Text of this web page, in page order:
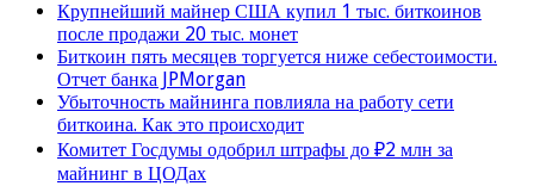
Крупнейший майнер США купил 1 тыс. биткоинов
после продажи 20 тыс. монет
Биткоин пять месяцев торгуется ниже себестоимости.
Отчет банка JPMorgan
Убыточность майнинга повлияла на работу сети
биткоина. Как это происходит
Комитет Госдумы одобрил штрафы до ₽2 млн за
майнинг в ЦОДах